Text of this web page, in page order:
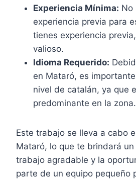
Experiencia Mínima: No
experiencia previa para
tienes experiencia
valioso.
Idioma Requerido:
en Mataró, es
nivel de catalán, ya que
predominante en la zona.
Este trabajo se lleva a cabo
Mataró, lo que te brindará
trabajo agradable y la
parte de un equipo pequeño